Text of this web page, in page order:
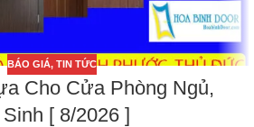
BÁO GIÁ, TIN TỨC
Cho Cửa Phòng Ngủ,
[ 8/2026 ]